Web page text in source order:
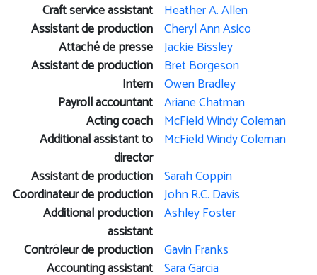
Craft service assistant Heather A. Allen
Assistant de production Cheryl Ann Asico
Attaché de presse Jackie Bissley
Assistant de production Bret Borgeson
Intern Owen Bradley
Payroll accountant Ariane Chatman
Acting coach McField Windy Coleman
Additional assistant to
director
McField Windy Coleman
Assistant de production Sarah Coppin
Coordinateur de production John R.C. Davis
Additional production
assistant
Ashley Foster
Contrôleur de production Gavin Franks
Accounting assistant Sara Garcia